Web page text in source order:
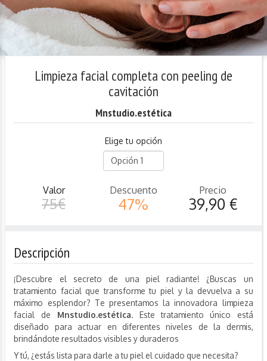
Limpieza facial completa con peeling de
cavitación
Mnstudio.estética
Elige tu opción
Valor
75€
Descuento
47%
Precio
39,90 €
Descripción
¡Descubre el secreto de una piel radiante! ¿Buscas un
tratamiento facial que transforme tu piel y la devuelva a su
máximo esplendor? Te presentamos la innovadora limpieza
facial de Mnstudio.estética. Este tratamiento único está
diseñado para actuar en diferentes niveles de la dermis,
brindándote resultados visibles y duraderos
Y tú, ¿estás lista para darle a tu piel el cuidado que necesita?